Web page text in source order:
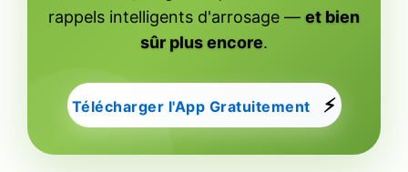
rappels intelligents d'arrosage — et bien
sûr plus encore.
Télécharger l'App Gratuitement ⚡